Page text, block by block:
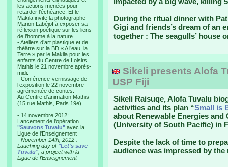
les actions menées pour
retarder l’échéance. Et le
Makila invite la photographe
Marion Labéjof à exposer sa
réflexion poétique sur les liens
de l’homme à la nature.
- Ateliers d’art plastique et de
théâtre sur la BD « A l’eau, la
Terre » par le Makila pour les
enfants du Centre de Loisirs
Mathis le 21 novembre après-
midi.
- Conférence-vernissage de
l’exposition le 22 novembre
agrémentée de contes.
Au Centre d’animation Mathis
(15 rue Mathis, Paris 19e)
- 14 novembre 2012:
Lancement de l'opération
"Sauvons Tuvalu" avec la
Ligue de l'Enseignement
- November 14th, 2012 :
Lauching day of "Let's save
Tuvalu", a project with la
Ligue de l'Enseignement
During the ritual dinner with
Gigi and friends’s dream of an
together : The seagulls’ house
Sikeli presents Alofa
USP Fiji
Sikeli Raisuqe, Alofa Tuvalu
activities and its plan “Small is
about Renewable Energies and
(University of South Pacific) in
Despite the lack of time to
audience was impressed by